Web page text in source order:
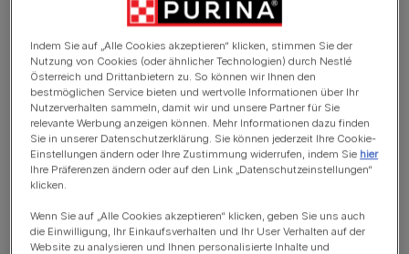
Sehr aufgeweckter Hund
Wachhund, der anschlägt und bellt
Braucht Eingewöhnung
Braucht Training und Eingewöhnung um mit Kindern
zurecht zu kommen
Gilt im Allgemeinen als gesunde Rasse
Indem Sie auf „Alle Cookies akzeptieren“ klicken, stimmen Sie der
Nutzung von Cookies (oder ähnlicher Technologien) durch Nestlé
Österreich und Drittanbietern zu. So können wir Ihnen den
bestmöglichen Service bieten und wertvolle Informationen über Ihr
Nutzerverhalten sammeln, damit wir und unsere Partner für Sie
relevante Werbung anzeigen können. Mehr Informationen dazu finden
Sie in unserer Datenschutzerklärung. Sie können jederzeit Ihre Cookie-
Einstellungen ändern oder Ihre Zustimmung widerrufen, indem Sie hier
Ihre Präferenzen ändern oder auf den Link „Datenschutzeinstellungen“
klicken.
Wenn Sie auf „Alle Cookies akzeptieren“ klicken, geben Sie uns auch
die Einwilligung, Ihr Einkaufsverhalten und Ihr User Verhalten auf der
Website zu analysieren und Ihnen personalisierte Inhalte und